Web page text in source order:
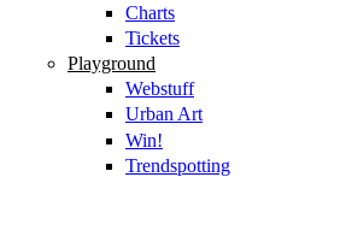
Charts
Tickets
Playground
Webstuff
Urban Art
Win!
Trendspotting